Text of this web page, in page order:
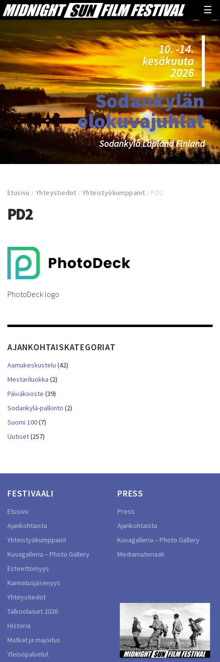
☰
10. -14.
kesäkuuta
2026
Sodankylän
elokuvajuhlat
Sodankylä Lapland Finland
Etusivu /Yhteystiedot /Yhteistyökumppanit / PD2
PD2
PhotoDeck logo
AJANKOHTAISKATEGORIAT
Aamukeskustelu (42)
Mestariluokka (2)
Päiväkooste (39)
Sodankylä-palkinto (2)
Suomi 100(7)
Uutiset(257)
FESTIVAALI
Etusivu
Ajankohtaista
Yhteistyökumppanit
Kuvagalleria – Photo Gallery
Esteettömyys
Kannatusjäsenyys
Yhteystiedot
Talkoolaiset 2026
Historia
Matkat ja majoitus
Yleisöpalvelut
PRESS
Press
Ajankohtaista
Kuvagalleria – Photo Gallery
Mediamateriaali